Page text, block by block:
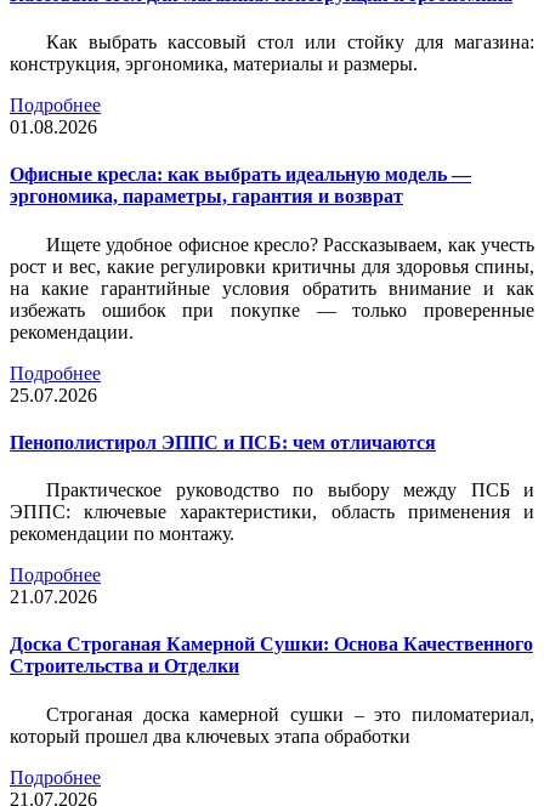
Как выбрать кассовый стол или стойку для магазина:
конструкция, эргономика, материалы и размеры.
Подробнее
01.08.2026
Офисные кресла: как выбрать идеальную модель —
эргономика, параметры, гарантия и возврат
Ищете удобное офисное кресло? Рассказываем, как учесть
рост и вес, какие регулировки критичны для здоровья спины,
на какие гарантийные условия обратить внимание и как
избежать ошибок при покупке — только проверенные
рекомендации.
Подробнее
25.07.2026
Пенополистирол ЭППС и ПСБ: чем отличаются
Практическое руководство по выбору между ПСБ и
ЭППС: ключевые характеристики, область применения и
рекомендации по монтажу.
Подробнее
21.07.2026
Доска Строганая Камерной Сушки: Основа Качественного
Строительства и Отделки
Строганая доска камерной сушки – это пиломатериал,
который прошел два ключевых этапа обработки
Подробнее
21.07.2026